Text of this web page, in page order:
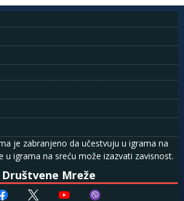
je zabranjeno da učestvuju u igrama na
u igrama na sreću može izazvati zavisnost.
Društvene Mreže